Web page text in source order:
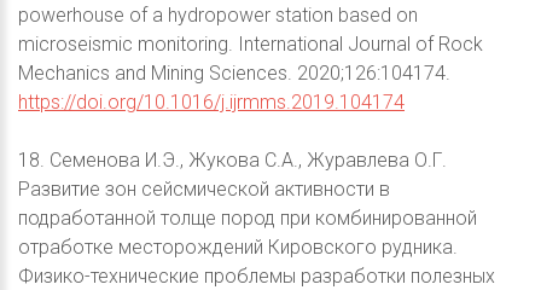
powerhouse of a hydropower station based on
microseismic monitoring. International Journal of Rock
Mechanics and Mining Sciences. 2020;126:104174.
https://doi.org/10.1016/j.ijrmms.2019.104174
18. Семенова И.Э., Жукова С.А., Журавлева О.Г.
Развитие зон сейсмической активности в
подработанной толще пород при комбинированной
отработке месторождений Кировского рудника.
Физико-технические проблемы разработки полезных